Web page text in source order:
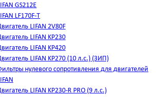
GS212E
LF170F-T
LIFAN 2V80F
LIFAN KP230
LIFAN KP420
LIFAN KP270 (10 л.с.) (ЗИП)
нулевого сопротивления для двигателей
LIFAN KP230-R PRO (9 л.с.)